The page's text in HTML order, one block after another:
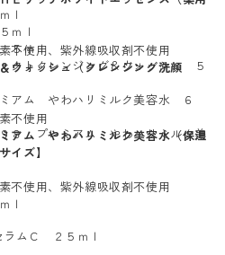
不使用、紫外線吸収剤不使用
ウォッシュ（クレンジング洗顔
不使用
アム やわハリミルク美容水（保湿
イズ】
不使用、紫外線吸収剤不使用
ｌ
ｌ
ｍｌ
５ｍｌ
トクレンジング＆ウォッシュ ５
アム やわハリミルク美容水 ６
９８ プレミアム やわハリミルク美
ムＣ ２５ｍｌ